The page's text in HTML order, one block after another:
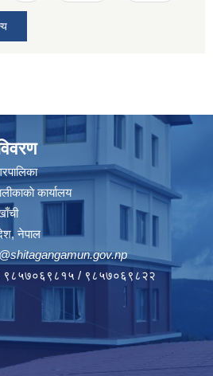
कार्यालय
नेपाल
९८५७०६९८१५ / ९८५७०६९८२२